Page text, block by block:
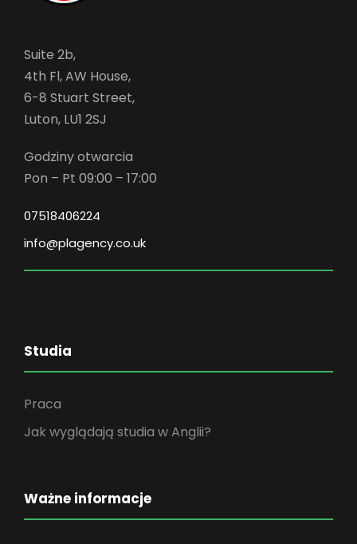
Suite 2b,
4th Fl, AW House,
6-8 Stuart Street,
Luton, LU1 2SJ
Godziny otwarcia
Pon – Pt 09:00 – 17:00
07518406224
info@plagency.co.uk
Studia
Praca
Jak wyglądają studia w Anglii?
Ważne informacje